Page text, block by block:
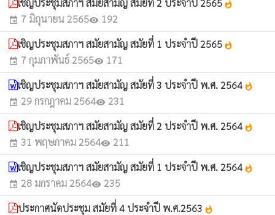
เชิญประชุมสภาฯ สมัยสามัญ สมัยที่ 2 ประจำปี 2565 whatshot
event 7 มิถุนายน 2565visibility 192
เชิญประชุมสภาฯ สมัยสามัญ สมัยที่ 1 ประจำปี 2565 whatshot
event 7 กุมภาพันธ์ 2565visibility 171
เชิญประชุมสภาฯ สมัยสามัญ สมัยที่ 3 ประจำปี พ.ศ. 2564 whatshot
event 29 กรกฎาคม 2564visibility 231
เชิญประชุมสภาฯ สมัยสามัญ สมัยที่ 2 ประจำปี พ.ศ. 2564 whatshot
event 31 พฤษภาคม 2564visibility 211
เชิญประชุมสภาฯ สมัยสามัญ สมัยที่ 1 ประจำปี พ.ศ. 2564 whatshot
event 28 มกราคม 2564visibility 235
ประกาศนัดประชุม สมัยที่ 4 ประจำปี พ.ศ.2563 whatshot